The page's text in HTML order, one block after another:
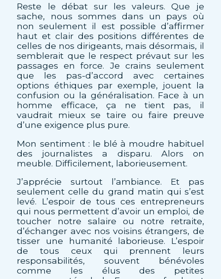
Reste le débat sur les valeurs. Que je
sache, nous sommes dans un pays où
non seulement il est possible d’affirmer
haut et clair des positions différentes de
celles de nos dirigeants, mais désormais, il
semblerait que le respect prévaut sur les
passages en force. Je crains seulement
que les pas-d’accord avec certaines
options éthiques par exemple, jouent la
confusion ou la généralisation. Face à un
homme efficace, ça ne tient pas, il
vaudrait mieux se taire ou faire preuve
d’une exigence plus pure.
Mon sentiment : le blé à moudre habituel
des journalistes a disparu. Alors on
meuble. Difficilement, laborieusement.
J’apprécie surtout l’ambiance. Et pas
seulement celle du grand matin qui s’est
levé. L’espoir de tous ces entrepreneurs
qui nous permettent d’avoir un emploi, de
toucher notre salaire ou notre retraite,
d’échanger avec nos voisins étrangers, de
tisser une humanité laborieuse. L’espoir
de tous ceux qui prennent leurs
responsabilités, souvent bénévoles
comme les élus des petites